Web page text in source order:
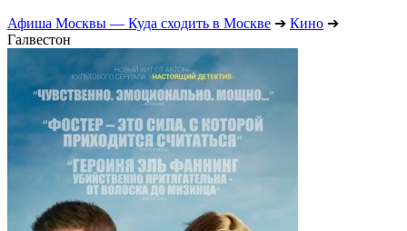
Афиша Москвы — Куда сходить в Москве ➔ Кино ➔
Галвестон